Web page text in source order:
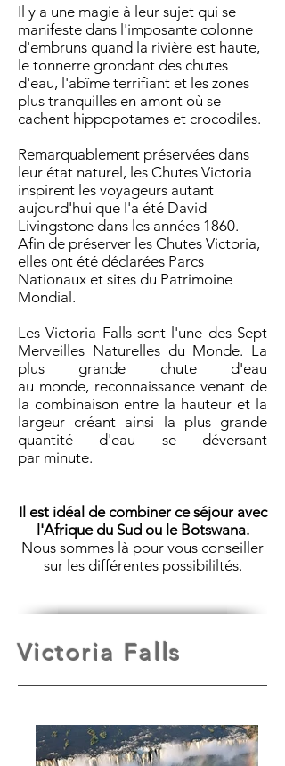
Il y a une magie à leur sujet qui se
manifeste dans l'imposante colonne
d'embruns quand la rivière est haute,
le tonnerre grondant des chutes
d'eau, l'abîme terrifiant et les zones
plus tranquilles en amont où se
cachent hippopotames et crocodiles.
Remarquablement préservées dans
leur état naturel, les Chutes Victoria
inspirent les voyageurs autant
aujourd'hui que l'a été David
Livingstone dans les années 1860.
Afin de préserver les Chutes Victoria,
elles ont été déclarées Parcs
Nationaux et sites du Patrimoine
Mondial.
Les Victoria Falls sont l'une des Sept
Merveilles Naturelles du Monde. La
plus grande chute d'eau
au monde, reconnaissance venant de
la combinaison entre la hauteur et la
largeur créant ainsi la plus grande
quantité d'eau se déversant
par minute.
Il est idéal de combiner ce séjour avec
l'Afrique du Sud ou le Botswana.
Nous sommes là pour vous conseiller
sur les différentes possibililtés.
Victoria Falls